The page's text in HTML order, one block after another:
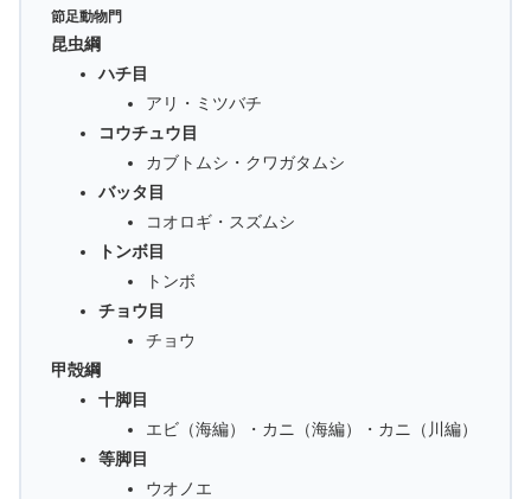
節足動物門
昆虫綱
ハチ目
アリ・ミツバチ
コウチュウ目
カブトムシ・クワガタムシ
バッタ目
コオロギ・スズムシ
トンボ目
トンボ
チョウ目
チョウ
甲殻綱
十脚目
エビ（海編）・カニ（海編）・カニ（川編）
等脚目
ウオノエ